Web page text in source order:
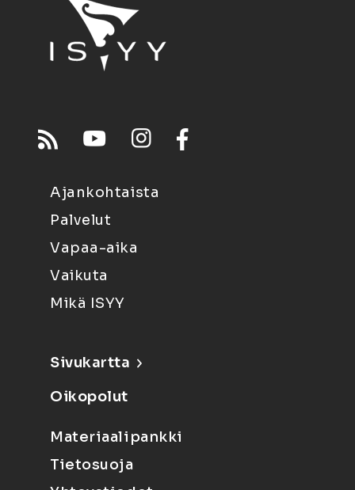
Ajankohtaista
Palvelut
Vapaa-aika
Vaikuta
Mikä ISYY
Sivukartta
Oikopolut
Materiaalipankki
Tietosuoja